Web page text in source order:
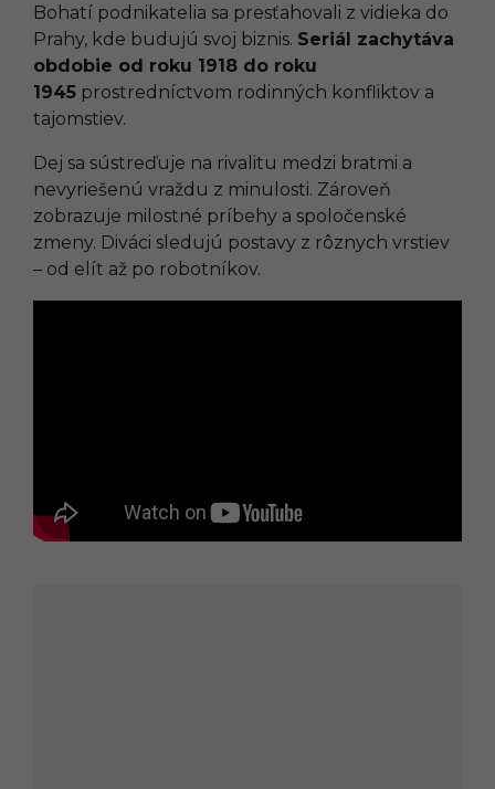
Bohatí podnikatelia sa presťahovali z vidieka do
Prahy, kde budujú svoj biznis. Seriál zachytáva
obdobie od roku 1918 do roku
1945 prostredníctvom rodinných konfliktov a
tajomstiev.
Dej sa sústreďuje na rivalitu medzi bratmi a
nevyriešenú vraždu z minulosti. Zároveň
zobrazuje milostné príbehy a spoločenské
zmeny. Diváci sledujú postavy z rôznych vrstiev
– od elít až po robotníkov.